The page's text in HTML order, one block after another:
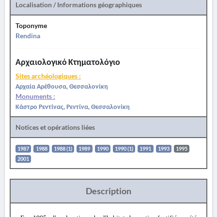
Localisation / Informations géographiques
Toponyme
Rendina
Αρχαιολογικό Κτηματολόγιο
Sites archéologiques :
Αρχαία Αρέθουσα, Θεσσαλονίκη
Monuments :
Κάστρο Ρεντίνας, Ρεντίνα, Θεσσαλονίκη
Notices et opérations liées
1987 1988 1988 (1) 1989 1990 1990 (1) 1991 1993
1995
2001
Description